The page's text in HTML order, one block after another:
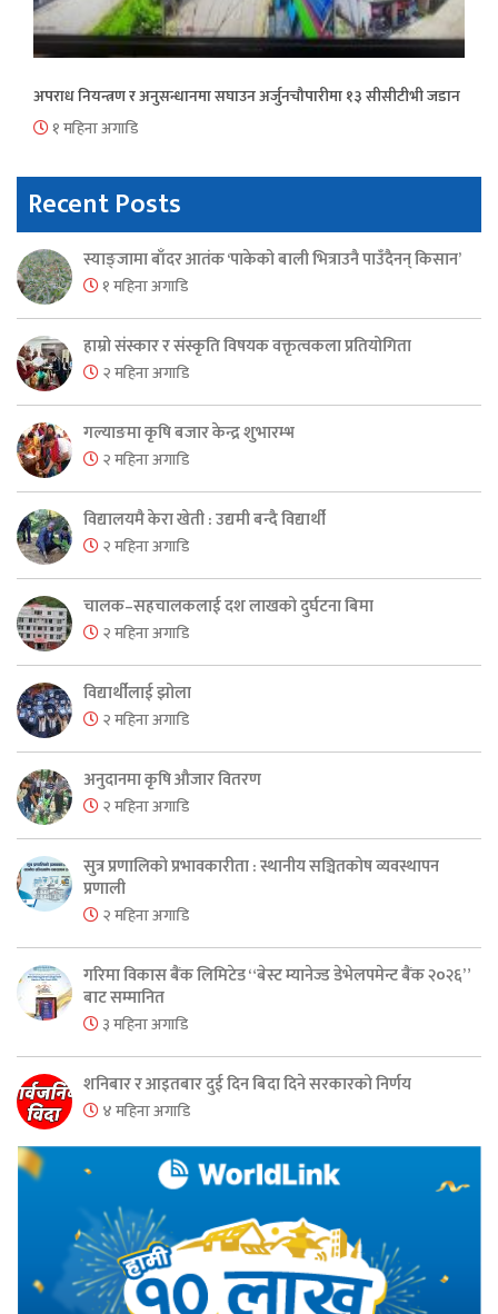
अपराध नियन्त्रण र अनुसन्धानमा सघाउन अर्जुनचौपारीमा १३ सीसीटीभी जडान
१ महिना अगाडि
Recent Posts
स्याङ्जामा बाँदर आतंक ‘पाकेको बाली भित्राउनै पाउँदैनन् किसान’
१ महिना अगाडि
हाम्रो संस्कार र संस्कृति विषयक वक्तृत्वकला प्रतियोगिता
२ महिना अगाडि
गल्याङमा कृषि बजार केन्द्र शुभारम्भ
२ महिना अगाडि
विद्यालयमै केरा खेती : उद्यमी बन्दै विद्यार्थी
२ महिना अगाडि
चालक–सहचालकलाई दश लाखको दुर्घटना बिमा
२ महिना अगाडि
विद्यार्थीलाई झोला
२ महिना अगाडि
अनुदानमा कृषि औजार वितरण
२ महिना अगाडि
सुत्र प्रणालिको प्रभावकारीता : स्थानीय सञ्चितकोष व्यवस्थापन
प्रणाली
२ महिना अगाडि
गरिमा विकास बैंक लिमिटेड “बेस्ट म्यानेज्ड डेभेलपमेन्ट बैंक २०२६”
बाट सम्मानित
३ महिना अगाडि
शनिबार र आइतबार दुई दिन बिदा दिने सरकारको निर्णय
४ महिना अगाडि